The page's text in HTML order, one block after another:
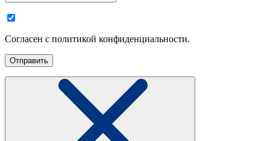
Согласен с политикой конфиденциальности.